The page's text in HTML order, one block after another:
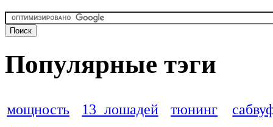
Популярные тэги
мощность 13 лошадей тюнинг